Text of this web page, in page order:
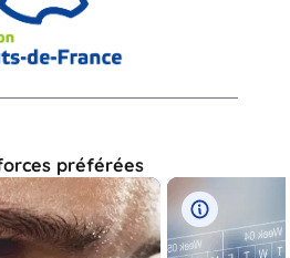
préférées